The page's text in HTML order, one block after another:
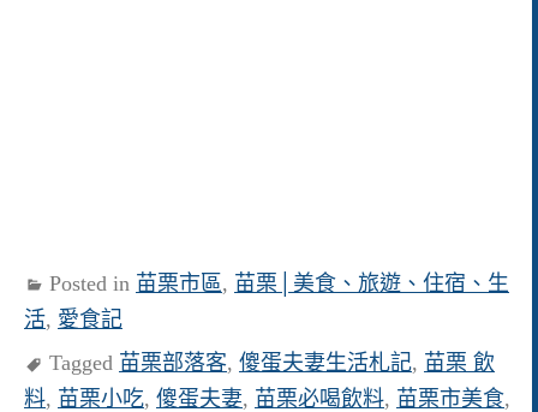
Posted in 苗栗市區, 苗栗│美食、旅遊、住宿、生
活, 愛食記
Tagged 苗栗部落客, 傻蛋夫妻生活札記, 苗栗 飲
料, 苗栗小吃, 傻蛋夫妻, 苗栗必喝飲料, 苗栗市美食,